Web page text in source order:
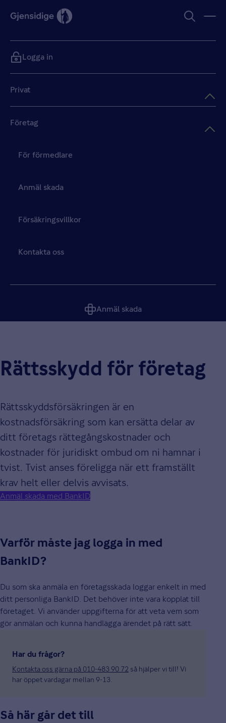
Privat
Företag
För förmedlare
Anmäl skada
Försäkringsvillkor
Kontakta oss
Anmäl skada
Logga in
Rättsskydd för företag
Rättsskyddsförsäkringen är en
kostnadsförsäkring som kan ersätta delar av
ditt företags rättegångskostnader och
kostnader för juridiskt ombud om ni hamnar i
tvist. Tvist anses föreligga när ett framställt
krav helt eller delvis avvisats.
Anmäl skada med BankID
Varför måste jag logga in med
BankID?
Du som ska anmäla en företagsskada loggar enkelt in med
ditt personliga BankID. Det behöver inte vara kopplat till
företaget. Vi använder uppgifterna för att veta vem som
gör anmälan och kunna handlägga ärendet på rätt sätt.
Har du frågor?
Kontakta oss gärna på 010-483 90 72 så hjälper vi till! Vi
har öppet vardagar mellan 9-13.
Så här går det till